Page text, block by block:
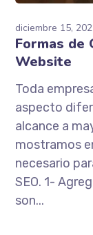
diciembre 15,
Formas de
Website
Toda
aspecto
alcance a
mostramos
necesario
SEO. 1-
son...